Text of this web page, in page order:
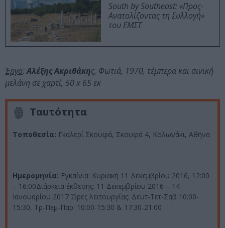
South by Southeast: «Προς-
Ανατολίζοντας τη Συλλογή»
του ΕΜΣΤ
Έργο:Αλέξης Ακριθάκης, Φωτιά, 1970, τέμπερα και σινική
μελάνη σε χαρτί, 50 x 65 εκ
Ταυτότητα
Τοποθεσία: Γκαλερί Σκουφά, Σκουφά 4, Κολωνάκι, Αθήνα
Ημερομηνία: Εγκαίνια: Κυριακή 11 Δεκεμβρίου 2016, 12:00
– 16:00Διάρκεια έκθεσης: 11 Δεκεμβρίου 2016 – 14
Ιανουαρίου 2017 Ώρες λειτουργίας: Δευτ-Τετ-Σαβ 10:00-
15:30, Τρ-Πεμ-Παρ: 10:00-15:30 & 17:30-21:00